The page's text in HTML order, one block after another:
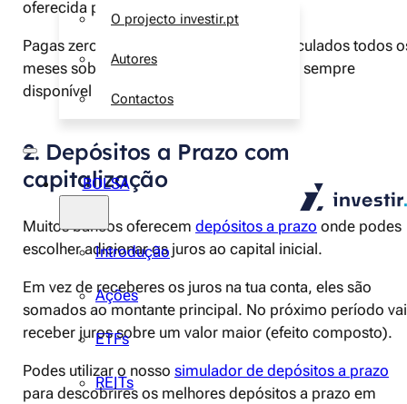
O projecto investir.pt
Autores
Contactos
BOLSA
Introdução
Ações
ETFs
REITs
oferecida pelo
Pagas zero comissões e os juros são calculados todos
meses sobre o valor total. O dinheiro fica sempre
disponível após 3 meses da subscrição.
2. Depósitos a Prazo com
capitalização
Muitos bancos oferecem depósitos a prazo onde podes
escolher adicionar os juros ao capital inicial.
Em vez de receberes os juros na tua conta, eles são
somados ao montante principal. No próximo período
receber juros sobre um valor maior (efeito composto).
Podes utilizar o nosso simulador de depósitos a prazo
para descobrires os melhores depósitos a prazo em